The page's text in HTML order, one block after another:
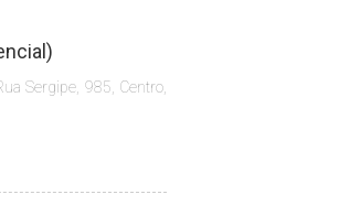
Sergipe, 985, Centro,